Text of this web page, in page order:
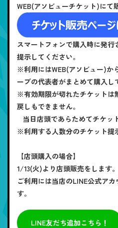
WEB(アソビューチケット)にて
スマートフォンで購入時に発
提示してください。
※利用にはWEB(アソビュー)か
ープの代表者がまとめて購入し
※有効期限が切れたチケットは
戻しもできません。
当日店頭であらためてチケッ
※利用する人数分のチケット提
【店頭購入の場合】
1/13(火)より店頭販売をします。
ご利用には当店のLINE公式ア
す。
LINE友だち追加こちら！